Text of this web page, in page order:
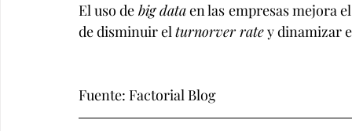
El uso de big data en las empresas mejora
de disminuir el turnorver rate y dinamizar
Fuente: Factorial Blog